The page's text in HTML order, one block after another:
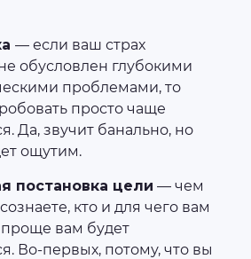
— если ваш страх
обусловлен глубокими
проблемами, то
просто чаще
Да, звучит банально, но
ощутим.
постановка цели — чем
кто и для чего вам
вам будет
Во-первых, потому, что вы